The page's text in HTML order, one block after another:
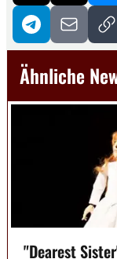
Ähnliche
"Dearest